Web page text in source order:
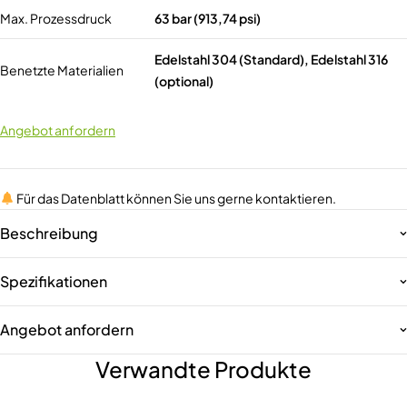
Max. Prozessdruck 63 bar (913,74 psi)
Benetzte Materialien
Edelstahl 304 (Standard), Edelstahl 316
(optional)
Angebot anfordern
Für das Datenblatt können Sie uns gerne kontaktieren.
Beschreibung
Spezifikationen
Angebot anfordern
Verwandte Produkte